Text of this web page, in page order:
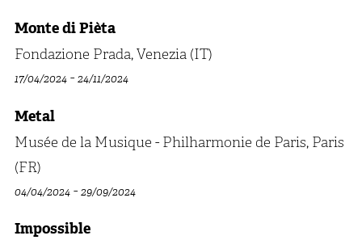
Monte di Pièta
Fondazione Prada, Venezia (IT)
17/04/2024-24/11/2024
Metal
Musée de la Musique - Philharmonie de Paris, Paris
(FR)
04/04/2024-29/09/2024
Impossible